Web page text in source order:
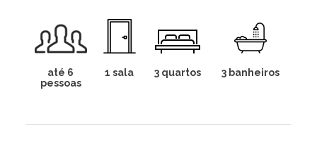
até 6
pessoas
1 sala 3 quartos 3 banheiros